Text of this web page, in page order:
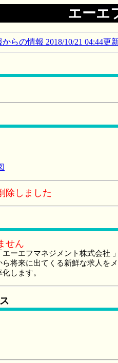
エーエ
らの情報 2018/10/21 04:44更
除しました
せん
ーエフマネジメント株式会社
将来に出てくる新鮮な求人をメ
します。